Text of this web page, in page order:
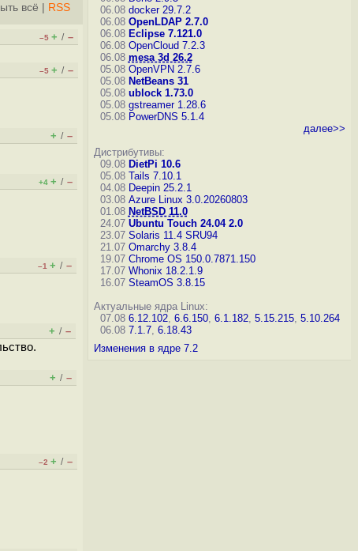
всё RSS
–5 + / –
–5 + / –
+ / –
+4 + / –
–1 + / –
+ / –
+ / –
–2 + / –
06.08 docker 29.7.2
06.08 OpenLDAP 2.7.0
06.08 Eclipse 7.121.0
06.08 OpenCloud 7.2.3
06.08 mesa 3d 26.2
05.08 OpenVPN 2.7.6
05.08 NetBeans 31
05.08 ublock 1.73.0
05.08 gstreamer 1.28.6
05.08 PowerDNS 5.1.4
далее>>
Дистрибутивы:
09.08 DietPi 10.6
05.08 Tails 7.10.1
04.08 Deepin 25.2.1
03.08 Azure Linux 3.0.20260803
01.08 NetBSD 11.0
24.07 Ubuntu Touch 24.04 2.0
23.07 Solaris 11.4 SRU94
21.07 Omarchy 3.8.4
19.07 Chrome OS 150.0.7871.150
17.07 Whonix 18.2.1.9
16.07 SteamOS 3.8.15
Актуальные ядра Linux:
07.08 6.12.102, 6.6.150, 6.1.182, 5.15.215, 5.10.264
06.08 7.1.7, 6.18.43
Изменения в ядре 7.2